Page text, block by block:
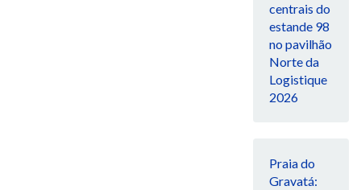
centrais do
estande 98
no pavilhão
Norte da
Logistique
2026
Praia do
Gravatá: